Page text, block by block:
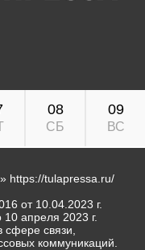
08
СБ
09
ВС
https://tulapressa.ru/
от 10.04.2023 г.
10 апреля 2023 г.
связи,
коммуникаций.